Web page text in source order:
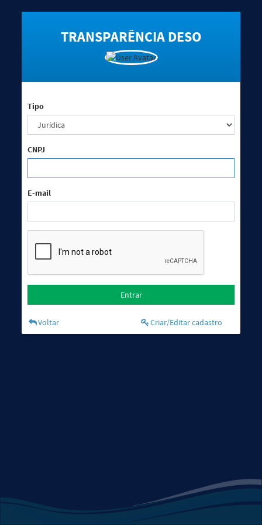
TRANSPARÊNCIA DESO
Tipo
CNPJ
E-mail
Entrar
Voltar Criar/Editar cadastro